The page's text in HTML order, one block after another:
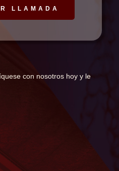
con nosotros hoy y le